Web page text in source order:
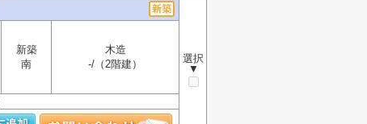
選択
▼
新築
南
木造
-/（2階建）